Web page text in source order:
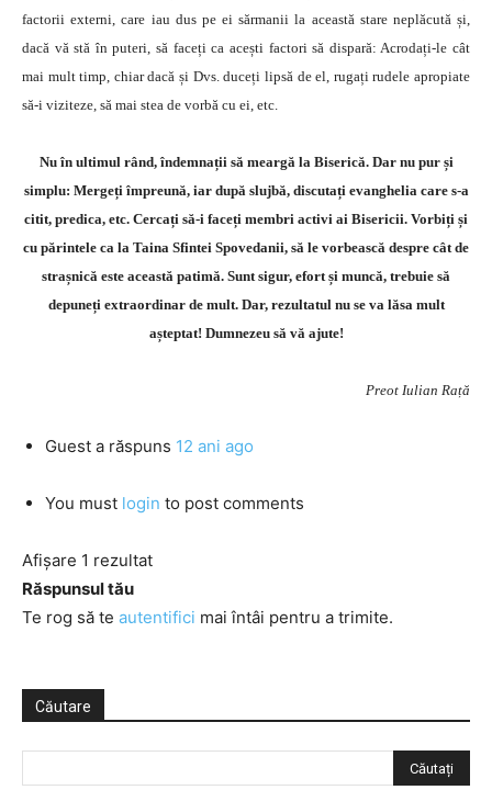
factorii externi, care iau dus pe ei sărmanii la această stare neplăcută și,
dacă vă stă în puteri, să faceți ca acești factori să dispară: Acrodați-le cât
mai mult timp, chiar dacă și Dvs. duceți lipsă de el, rugați rudele apropiate
să-i viziteze, să mai stea de vorbă cu ei, etc.
Nu în ultimul rând, îndemnații să meargă la Biserică. Dar nu pur și
simplu: Mergeți împreună, iar după slujbă, discutați evanghelia care s-a
citit, predica, etc. Cercați să-i faceți membri activi ai Bisericii. Vorbiți și
cu părintele ca la Taina Sfintei Spovedanii, să le vorbească despre cât de
strașnică este această patimă. Sunt sigur, efort și muncă, trebuie să
depuneți extraordinar de mult. Dar, rezultatul nu se va lăsa mult
așteptat! Dumnezeu să vă ajute!
Preot Iulian Rață
Guest a răspuns 12 ani ago
You must login to post comments
Afișare 1 rezultat
Răspunsul tău
Te rog să te autentifici mai întâi pentru a trimite.
Căutare